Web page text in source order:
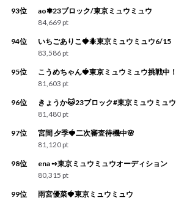
93位
ao✾23ブロック/東京ミュウミュウ
84,669 pt
94位
いちごありこ🍓🐜東京ミュウミュウ6/15
83,586 pt
95位
こうめちゃん🍓東京ミュウミュウ挑戦中！
81,603 pt
96位
きょうか🐱23ブロック#東京ミュウミュウ
81,480 pt
97位
宮間 夕季🍓二次審査待機中🌸
81,120 pt
98位
ena ➺東京ミュウミュウオーディション
80,315 pt
99位
雨宮優菜🍓東京ミュウミュウ